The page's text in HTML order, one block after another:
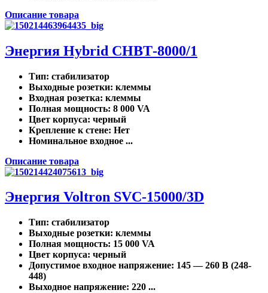
Описание товара
Энергия Нybrid CНВТ-8000/1
Тип: стабилизатор
Выходные розетки: клеммы
Входная розетка: клеммы
Полная мощность: 8 000 VA
Цвет корпуса: черный
Крепление к стене: Нет
Номинальное входное ...
Описание товара
Энергия Voltron SVC-15000/3D
Тип: стабилизатор
Выходные розетки: клеммы
Полная мощность: 15 000 VA
Цвет корпуса: черный
Допустимое входное напряжение: 145 — 260 В (248-
448)
Выходное напряжение: 220 ...